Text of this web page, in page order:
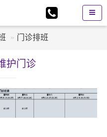
门诊排班
护门诊